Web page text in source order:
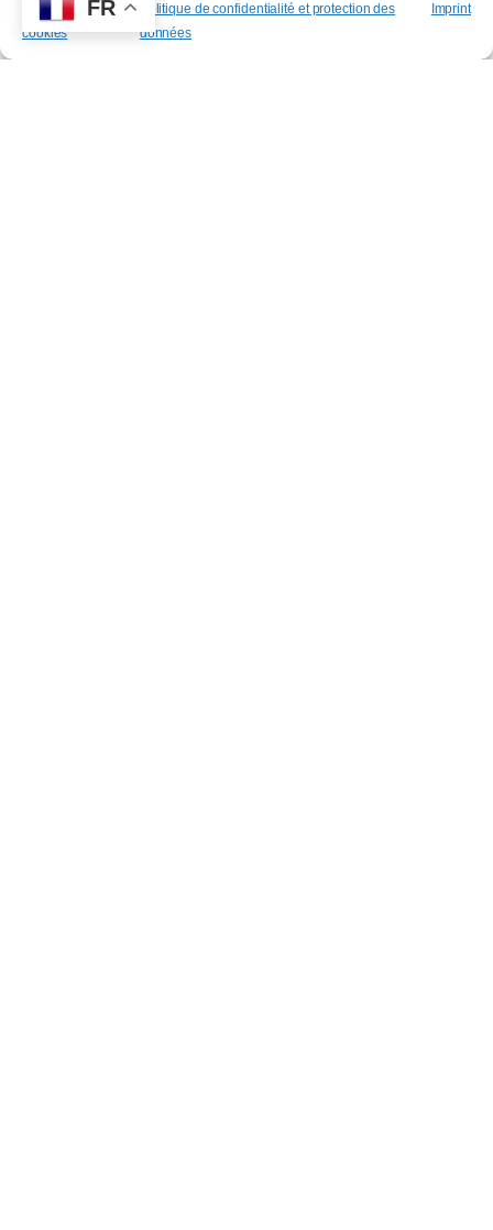
Politique des
cookies
Politique de confidentialité et protection des
données
Imprint
FR